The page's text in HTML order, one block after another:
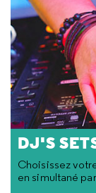
DJ'S
Choisissez
en simultané